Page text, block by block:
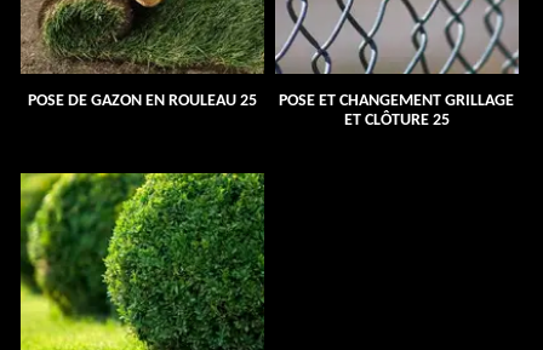
POSE DE GAZON EN ROULEAU 25
POSE ET CHANGEMENT GRILLAGE
ET CLÔTURE 25